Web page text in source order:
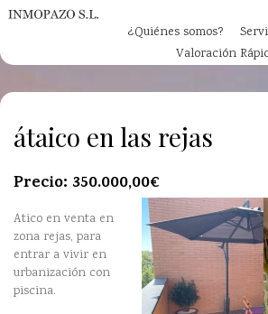
Pasar al contenido principal
¿Quiénes somos?
Valoración
átaico en las rejas
Precio: 350.000,00€
Atico en venta en
zona rejas, para
entrar a vivir en
urbanización con
piscina.